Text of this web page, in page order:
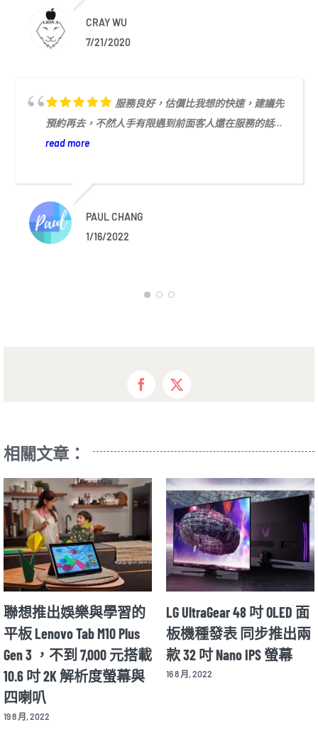
CRAY WU
7/21/2020
服務良好，估價比我想的快速，建議先
預約再去，不然人手有限遇到前面客人還在服務的話...
read more
PAUL CHANG
1/16/2022
Facebook
X
相關文章：
Motorola Razr 2022 年款將
在 8/11 公布細節 並同步
揭曉新款 X30 Pro 旗艦手
機
12 8 月, 2022
華碩推出全球首款具
動色彩校正功能的專
OLED 螢幕 Asus ProArt
Display OLED PA32DC